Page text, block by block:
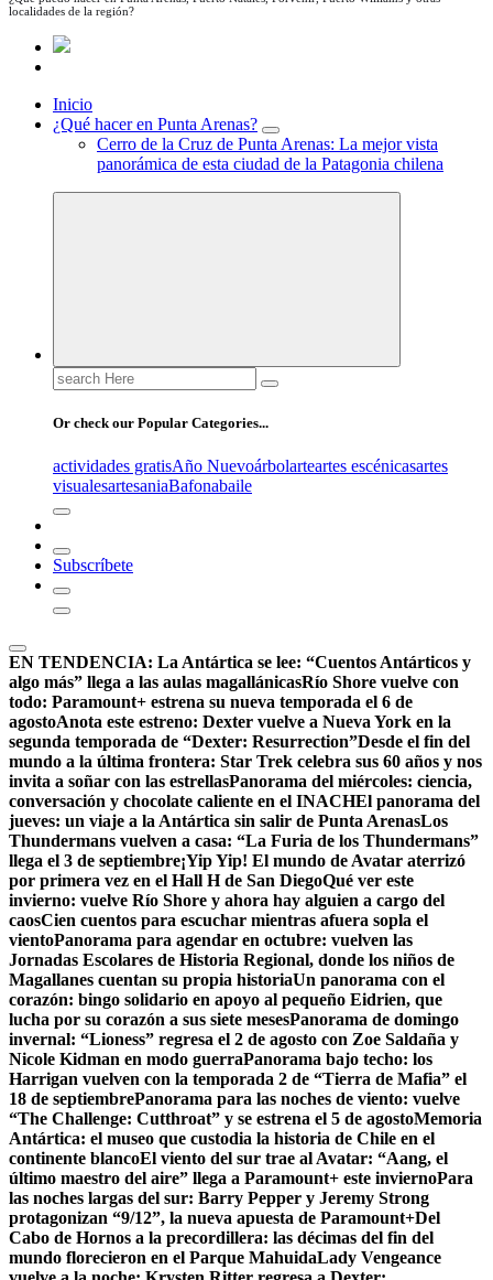
localidades de la región?
Inicio
¿Qué hacer en Punta Arenas?
Cerro de la Cruz de Punta Arenas: La mejor vista
panorámica de esta ciudad de la Patagonia chilena
Search
for:
Or check our Popular Categories...
actividades gratisAño Nuevoárbolarteartes escénicasartes
visualesartesaniaBafonabaile
Subscríbete
EN TENDENCIA: La Antártica se lee: “Cuentos Antárticos y
algo más” llega a las aulas magallánicasRío Shore vuelve con
todo: Paramount+ estrena su nueva temporada el 6 de
agostoAnota este estreno: Dexter vuelve a Nueva York en la
segunda temporada de “Dexter: Resurrection”Desde el fin del
mundo a la última frontera: Star Trek celebra sus 60 años y nos
invita a soñar con las estrellasPanorama del miércoles: ciencia,
conversación y chocolate caliente en el INACHEl panorama del
jueves: un viaje a la Antártica sin salir de Punta ArenasLos
Thundermans vuelven a casa: “La Furia de los Thundermans”
llega el 3 de septiembre¡Yip Yip! El mundo de Avatar aterrizó
por primera vez en el Hall H de San DiegoQué ver este
invierno: vuelve Río Shore y ahora hay alguien a cargo del
caosCien cuentos para escuchar mientras afuera sopla el
vientoPanorama para agendar en octubre: vuelven las
Jornadas Escolares de Historia Regional, donde los niños de
Magallanes cuentan su propia historiaUn panorama con el
corazón: bingo solidario en apoyo al pequeño Eidrien, que
lucha por su corazón a sus siete mesesPanorama de domingo
invernal: “Lioness” regresa el 2 de agosto con Zoe Saldaña y
Nicole Kidman en modo guerraPanorama bajo techo: los
Harrigan vuelven con la temporada 2 de “Tierra de Mafia” el
18 de septiembrePanorama para las noches de viento: vuelve
“The Challenge: Cutthroat” y se estrena el 5 de agostoMemoria
Antártica: el museo que custodia la historia de Chile en el
continente blancoEl viento del sur trae al Avatar: “Aang, el
último maestro del aire” llega a Paramount+ este inviernoPara
las noches largas del sur: Barry Pepper y Jeremy Strong
protagonizan “9/12”, la nueva apuesta de Paramount+Del
Cabo de Hornos a la precordillera: las décimas del fin del
mundo florecieron en el Parque MahuidaLady Vengeance